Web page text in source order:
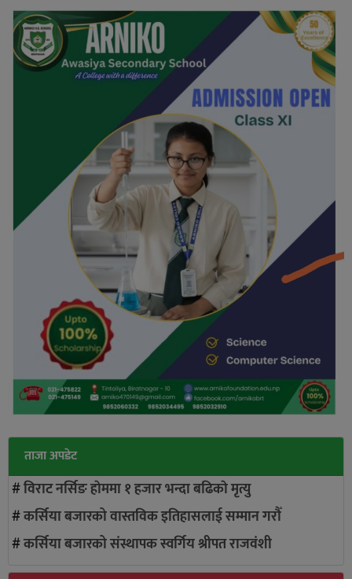
ताजा अपडेट
#विराट नर्सिङ हाेममा १ हजार भन्दा बढिकाे मृत्यु
#कर्सिया बजारको वास्तविक इतिहासलाई सम्मान गरौँ
#कर्सिया बजारको संस्थापक स्वर्गिय श्रीपत राजवंशी